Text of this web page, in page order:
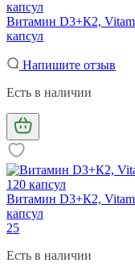
Витамин D3+К2,
капсул
Напишите отзыв
Есть в наличии
Витамин D3+К2,
капсул
25
Есть в наличии